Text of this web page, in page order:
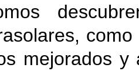
mejorados